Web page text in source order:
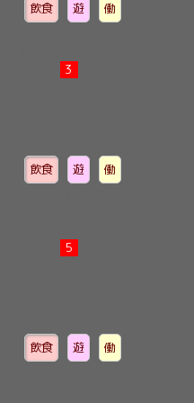
飲食 遊
働
3
飲食 遊
働
5
飲食 遊
働